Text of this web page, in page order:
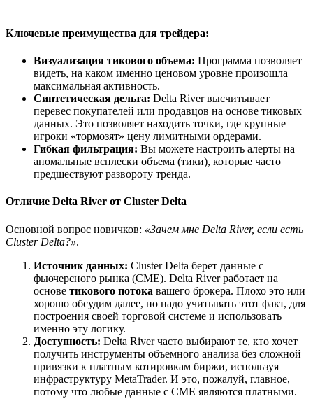
Ключевые преимущества для трейдера:​
Визуализация тикового объема: Программа позволяет
видеть, на каком именно ценовом уровне произошла
максимальная активность.
Синтетическая дельта: Delta River высчитывает
перевес покупателей или продавцов на основе тиковых
данных. Это позволяет находить точки, где крупные
игроки «тормозят» цену лимитными ордерами.
Гибкая фильтрация: Вы можете настроить алерты на
аномальные всплески объема (тики), которые часто
предшествуют развороту тренда.
Отличие Delta River от Cluster Delta​
Основной вопрос новичков: «Зачем мне Delta River, если есть
Cluster Delta?».
Источник данных: Cluster Delta берет данные с
фьючерсного рынка (CME). Delta River работает на
основе тикового потока вашего брокера. Плохо это или
хорошо обсудим далее, но надо учитывать этот факт, для
построения своей торговой системе и использовать
именно эту логику.
Доступность: Delta River часто выбирают те, кто хочет
получить инструменты объемного анализа без сложной
привязки к платным котировкам биржи, используя
инфраструктуру MetaTrader. И это, пожалуй, главное,
потому что любые данные с CME являются платными.